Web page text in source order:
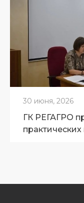
30 июня, 2026
ГК РЕГАГРО